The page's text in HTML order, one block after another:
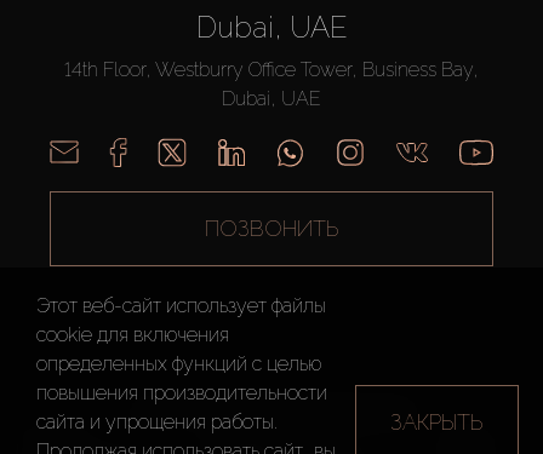
Dubai, UAE
14th Floor, Westburry Office Tower, Business Bay,
Dubai, UAE
ПОЗВОНИТЬ
AX CAPITAL ©2026 Все Права Защищены
Условия
Этот веб-сайт использует файлы
cookie для включения
определенных функций c целью
повышения производительности
сайта и упрощения работы.
ЗАКРЫТЬ